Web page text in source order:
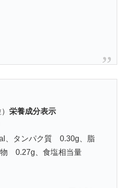
栄養成分表示
、タンパク質 0.30g、脂
0.27g、食塩相当量